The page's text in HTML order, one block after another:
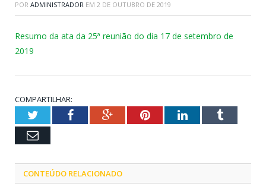
POR ADMINISTRADOR EM 2 DE OUTUBRO DE 2019
Resumo da ata da 25ª reunião do dia 17 de setembro de
2019
COMPARTILHAR:
TwitterFacebookGoogle+PinterestLinkedInTumblr
Email
CONTEÚDO RELACIONADO